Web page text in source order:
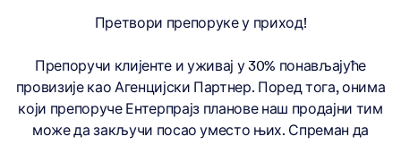
Претвори препоруке у приход!
Препоручи клијенте и уживај у 30% понављајуће
провизије као Агенцијски Партнер. Поред тога, онима
који препоруче Ентерпрајз планове наш продајни тим
може да закључи посао уместо њих. Спреман да